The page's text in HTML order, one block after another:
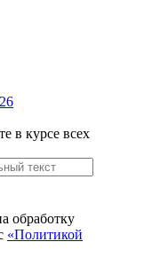
в курсе всех
обработку
«Политикой